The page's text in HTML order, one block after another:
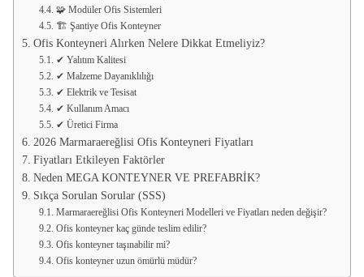
🧩 Modüler Ofis Sistemleri
🏗 Şantiye Ofis Konteyner
Ofis Konteyneri Alırken Nelere Dikkat Etmeliyiz?
✔ Yalıtım Kalitesi
✔ Malzeme Dayanıklılığı
✔ Elektrik ve Tesisat
✔ Kullanım Amacı
✔ Üretici Firma
2026 Marmaraereğlisi Ofis Konteyneri Fiyatları
Fiyatları Etkileyen Faktörler
Neden MEGA KONTEYNER VE PREFABRİK?
Sıkça Sorulan Sorular (SSS)
Marmaraereğlisi Ofis Konteyneri Modelleri ve Fiyatları neden değişir?
Ofis konteyner kaç günde teslim edilir?
Ofis konteyner taşınabilir mi?
Ofis konteyner uzun ömürlü müdür?